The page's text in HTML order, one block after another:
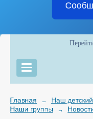
Главная → Наш
Наши группы →